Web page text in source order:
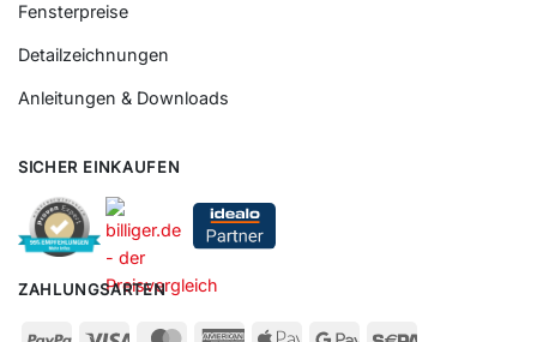
Fensterpreise
Detailzeichnungen
Anleitungen & Downloads
SICHER EINKAUFEN
ZAHLUNGSARTEN